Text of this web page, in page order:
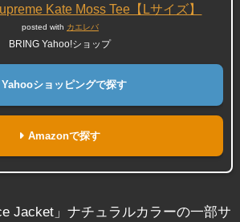
Kate Moss Tee【Lサイズ】
posted with カエレバ
BRING Yahoo!ショップ
Yahooショッピングで探す
Amazonで探す
Jacket」ナチュラルカラーの一部サ